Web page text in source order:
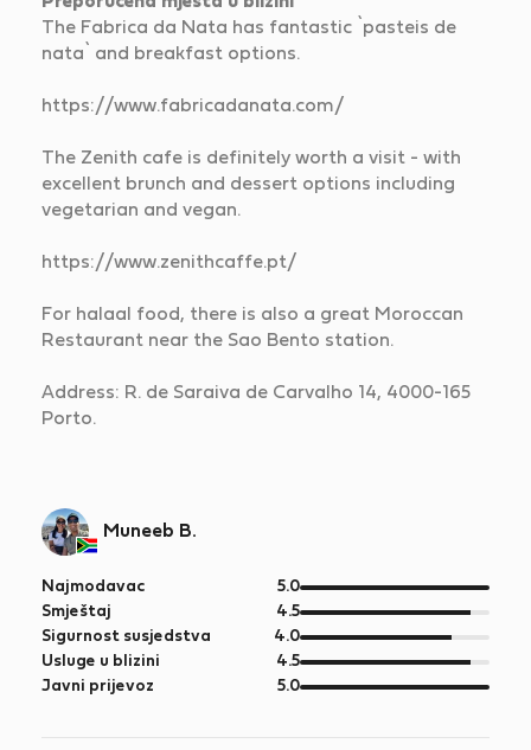
The Fabrica da Nata has fantastic `pasteis de
nata` and breakfast options.
https://www.fabricadanata.com/
The Zenith cafe is definitely worth a visit - with
excellent brunch and dessert options including
vegetarian and vegan.
https://www.zenithcaffe.pt/
For halaal food, there is also a great Moroccan
Restaurant near the Sao Bento station.
Address: R. de Saraiva de Carvalho 14, 4000-165
Porto.
Muneeb B.
Najmodavac 5.0od
5
Smještaj 4.5od
5
Sigurnost susjedstva 4.0od
5
Usluge u blizini 4.5od
5
Javni prijevoz 5.0od